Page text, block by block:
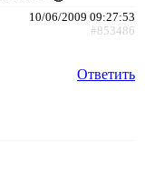
10/06/2009 09:27:53
#853486
Ответить